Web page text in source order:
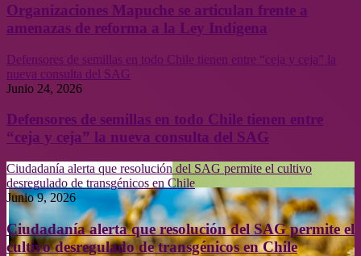
Organizaciones Mapuche se articulan frente a
amenazas de reforma a la Ley Indígena
Defensores de semillas en todo Chile tienen entre “ceja y ceja” la
nueva consulta del SAG
Junio 24, 2026
Defensores de semillas en todo Chile tienen entre
“ceja y ceja” la nueva consulta del SAG
Ciudadanía alerta que resolución del SAG permite el cultivo
desregulado de transgénicos en Chile
Junio 9, 2026
Ciudadanía alerta que resolución del SAG permite el
cultivo desregulado de transgénicos en Chile